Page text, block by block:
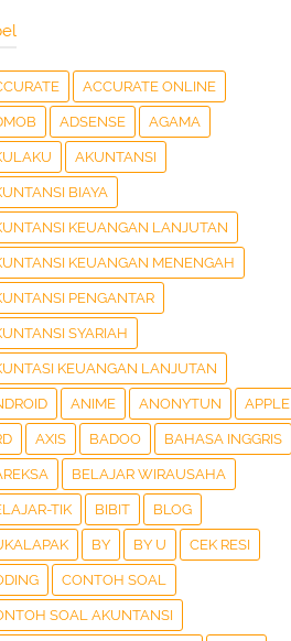
ACCURATE ONLINE
ADSENSE AGAMA
AKUNTANSI
BIAYA
KEUANGAN LANJUTAN
KEUANGAN MENENGAH
PENGANTAR
SYARIAH
KEUANGAN LANJUTAN
ANIME ANONYTUN APPLE
AXIS BADOO BAHASA INGGRIS
BELAJAR WIRAUSAHA
TIK BIBIT BLOG
BY BY U CEK RESI
CONTOH SOAL
SOAL AKUNTANSI